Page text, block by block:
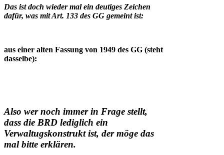
Das ist doch wieder mal ein deutiges Zeichen
dafür, was mit Art. 133 des GG gemeint ist:
aus einer alten Fassung von 1949 des GG (steht
dasselbe):
Also wer noch immer in Frage stellt,
dass die BRD lediglich ein
Verwaltugskonstrukt ist, der möge das
mal bitte erklären.